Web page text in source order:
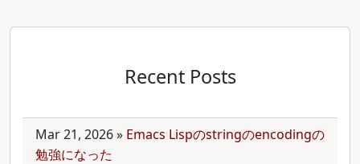
Recent Posts
Mar 21, 2026» Emacs Lispのstringのencodingの
勉強になった